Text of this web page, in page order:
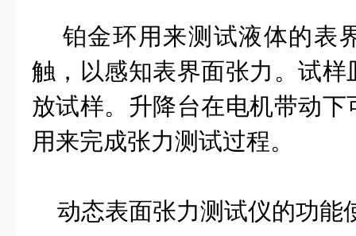
铂金环用来测试液体的表
触，以感知表界面张力。试
放试样。升降台在电机带动
用来完成张力测试过程。
动态表面张力测试仪的功能